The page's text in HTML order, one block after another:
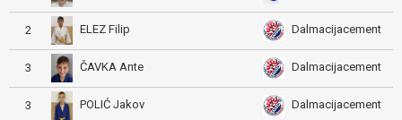
2 ELEZ Filip Dalmacijacement
3 ČAVKA Ante Dalmacijacement
3 POLIĆ Jakov Dalmacijacement